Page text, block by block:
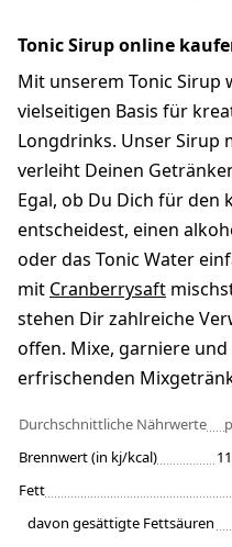
Tonic Sirup online
Mit unserem Tonic Sirup
vielseitigen Basis für
Longdrinks. Unser Sirup
verleiht Deinen
Egal, ob Du Dich für den
entscheidest, einen
oder das Tonic Water
mit Cranberrysaft
stehen Dir zahlreiche
offen. Mixe, garniere
erfrischenden
Durchschnittliche Nährwerte
Brennwert (in kj/kcal)
Fett
davon gesättigte Fettsäuren